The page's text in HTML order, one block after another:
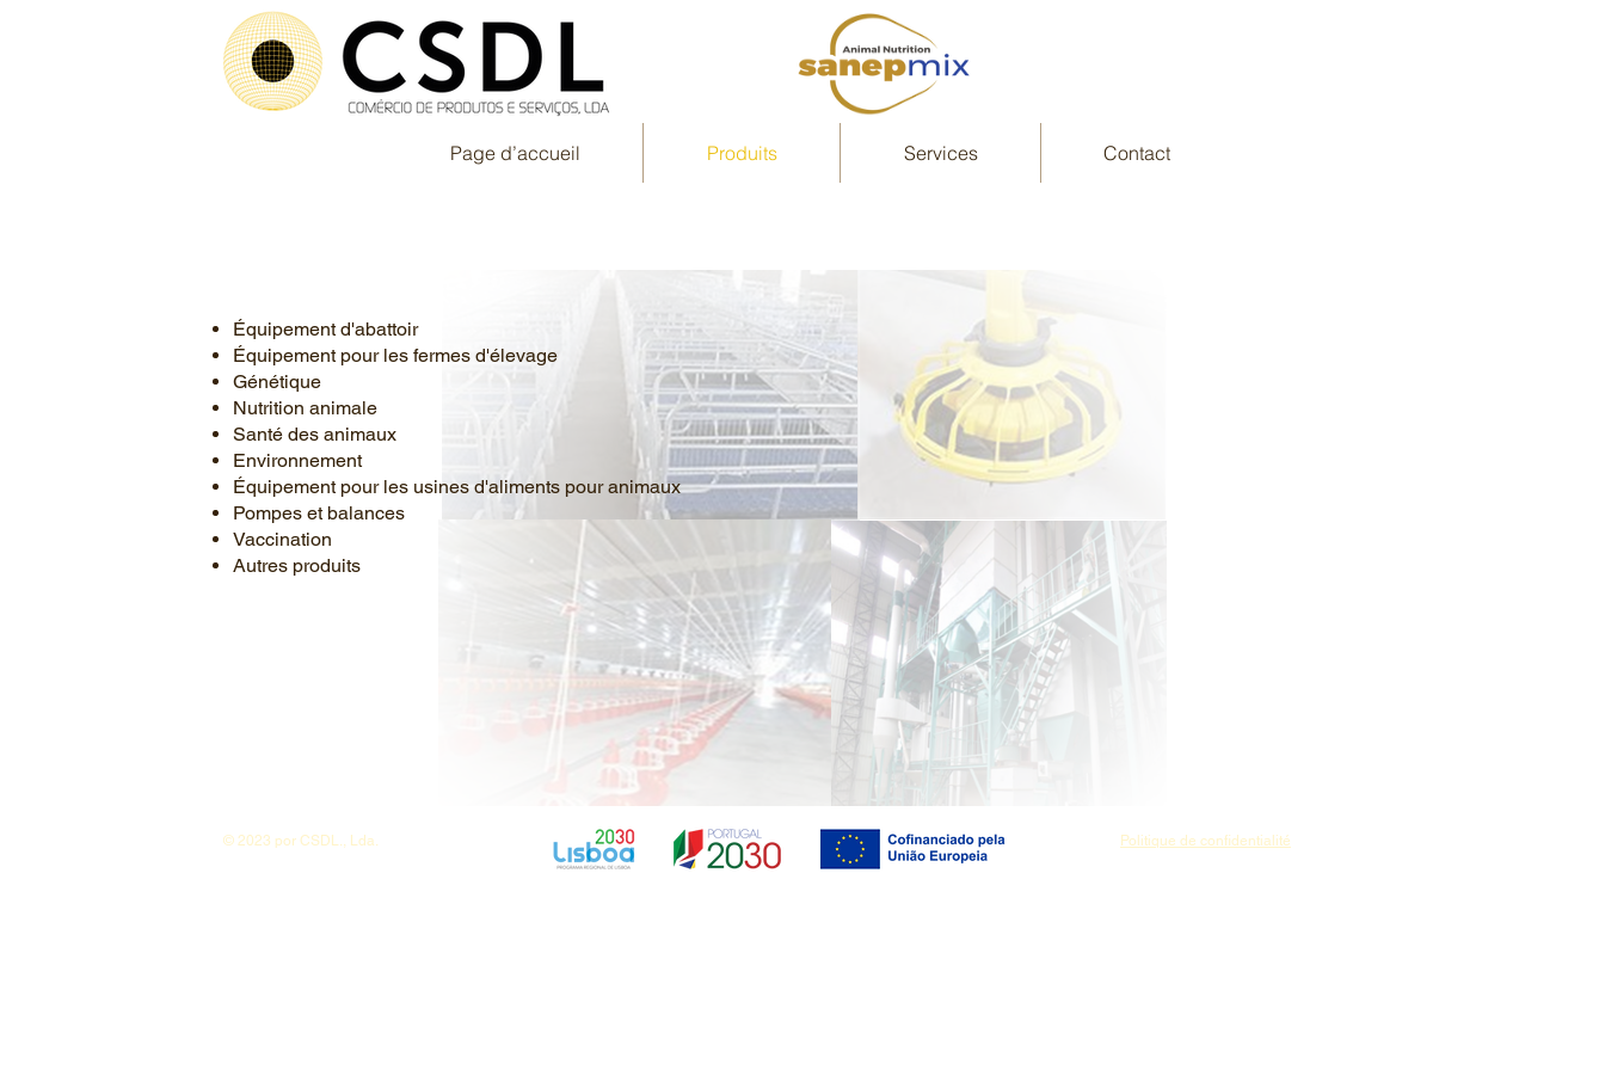
Page d’accueil Produits Services Contact
Équipement d'abattoir
Équipement pour les fermes d'élevage
Génétique
Nutrition animale
Santé des animaux
Environnement
Équipement pour les usines d'aliments pour animaux
Pompes et balances
Vaccination
Autres produits
© 2023 por CSDL., Lda. Politique de confidentialité